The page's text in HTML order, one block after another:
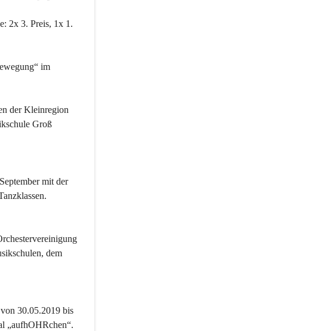
2x 3. Preis, 1x 1.
im
der Kleinregion
Groß
mit der
dem
30.05.2019 bis
„aufhOHRchen“.